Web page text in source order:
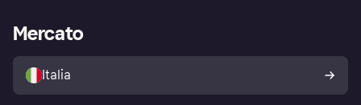
Esplora i negozi
Politica di protezione
dell'acquirente Klarna
Accesso aziende
Mercato
Italia